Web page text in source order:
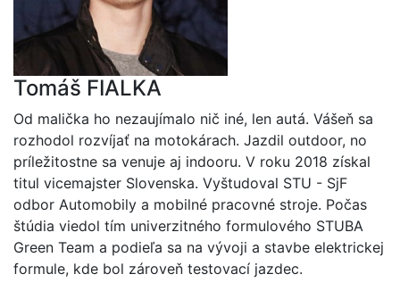
Tomáš FIALKA
Od malička ho nezaujímalo nič iné, len autá. Vášeň sa
rozhodol rozvíjať na motokárach. Jazdil outdoor, no
príležitostne sa venuje aj indooru. V roku 2018 získal
titul vicemajster Slovenska. Vyštudoval STU - SjF
odbor Automobily a mobilné pracovné stroje. Počas
štúdia viedol tím univerzitného formulového STUBA
Green Team a podieľa sa na vývoji a stavbe elektrickej
formule, kde bol zároveň testovací jazdec.